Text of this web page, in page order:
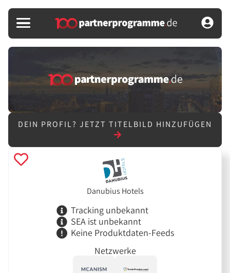
DEIN PROFIL? JETZT TITELBILD HINZUFÜGEN
Danubius Hotels
Tracking unbekannt
SEA ist unbekannt
Keine Produktdaten-Feeds
Netzwerke